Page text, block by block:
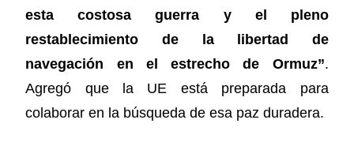
esta costosa guerra y el pleno
restablecimiento de la libertad de
navegación en el estrecho de Ormuz”.
Agregó que la UE está preparada para
colaborar en la búsqueda de esa paz duradera.